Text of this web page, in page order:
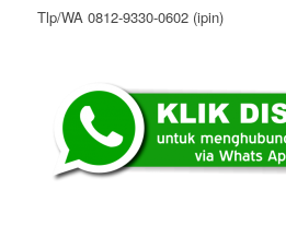
Tlp/WA 0812-9330-0602 (ipin)